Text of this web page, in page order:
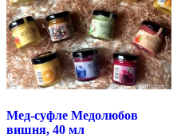
Мед-суфле Медолюбов
вишня, 40 мл